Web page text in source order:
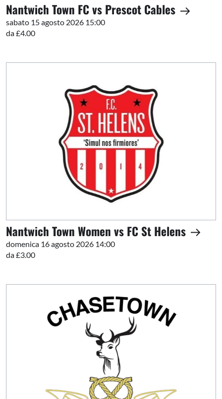
Nantwich Town FC vs Prescot Cables
sabato 15 agosto 2026 15:00
da £4.00
Nantwich Town Women vs FC St Helens
domenica 16 agosto 2026 14:00
da £3.00